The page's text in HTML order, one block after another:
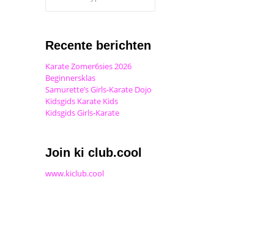
Recente berichten
Karate Zomer6sies 2026
Beginnersklas
Samurette’s Girls-Karate Dojo
Kidsgids Karate Kids
Kidsgids Girls-Karate
Join ki club.cool
www.kiclub.cool